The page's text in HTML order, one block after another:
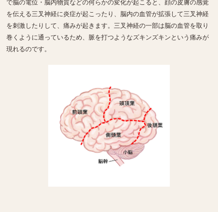
で脳の電位・脳内物質などの何らかの変化が起こると、顔の皮膚の感覚
を伝える三叉神経に炎症が起こったり、脳内の血管が拡張して三叉神経
を刺激したりして、痛みが起きます。三叉神経の一部は脳の血管を取り
巻くように通っているため、脈を打つようなズキンズキンという痛みが
現れるのです。